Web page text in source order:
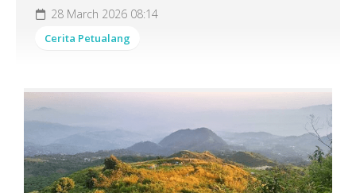
28 March 2026 08:14
Cerita Petualang